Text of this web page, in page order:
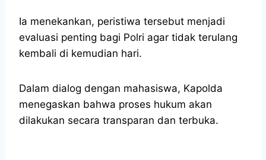
Ia menekankan, peristiwa tersebut menjadi
evaluasi penting bagi Polri agar tidak terulang
kembali di kemudian hari.
Dalam dialog dengan mahasiswa, Kapolda
menegaskan bahwa proses hukum akan
dilakukan secara transparan dan terbuka.